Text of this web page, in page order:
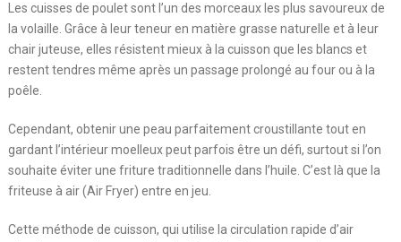
Les cuisses de poulet sont l’un des morceaux les plus savoureux de
la volaille. Grâce à leur teneur en matière grasse naturelle et à leur
chair juteuse, elles résistent mieux à la cuisson que les blancs et
restent tendres même après un passage prolongé au four ou à la
poêle.
Cependant, obtenir une peau parfaitement croustillante tout en
gardant l’intérieur moelleux peut parfois être un défi, surtout si l’on
souhaite éviter une friture traditionnelle dans l’huile. C’est là que la
friteuse à air (Air Fryer) entre en jeu.
Cette méthode de cuisson, qui utilise la circulation rapide d’air